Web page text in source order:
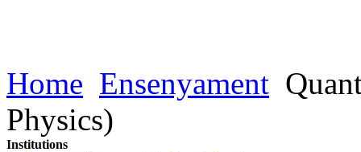
Home Ensenyament
Physics)
Institutions